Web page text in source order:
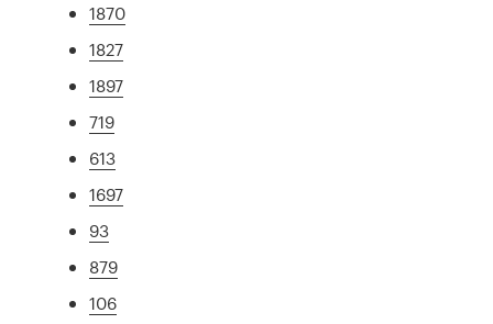
1870
1827
1897
719
613
1697
93
879
106